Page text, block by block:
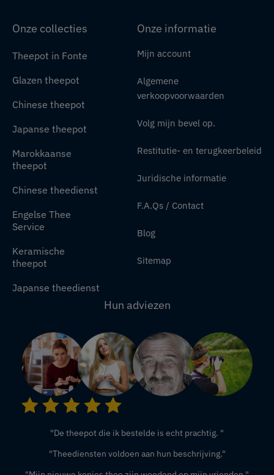
Onze collecties
Theepot in Fonte
Glazen theepot
Chinese theepot
Japanse theepot
Marokkaanse
theepot
Chinese theedienst
Engelse Thee
Service
Keramische
theepot
Japanse theedienst
Onze informatie
Mijn account
Algemene
verkoopvoorwaarden
Volg mijn bevel op.
Restitutie- en terugkeerbeleid
Juridische informatie
F.A.Qs / Contact
Blog
Sitemap
Hun adviezen
"De theepot die ik bestelde is echt prachtig. "
"Theediensten voldoen aan hun beschrijving."